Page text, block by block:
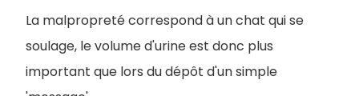
La malpropreté correspond à un chat qui se
soulage, le volume d'urine est donc plus
important que lors du dépôt d'un simple